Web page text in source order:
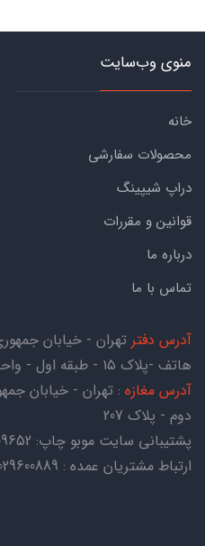
منوی وب‌سایت
خانه
محصولات سفارشی
دراپ شیپینگ
قوانین و مقررات
درباره ما
تماس با ما
آدرس دفتر تهران - خیابان
هاتف -پلاک ۱۵ - طبقه اول - واحد ۱
آدرس مغازه : تهران - خیابان
دوم - پلاک 207
پشتیبانی سایت موبو چاپ:
ارتباط مشتریان عمده : 09029600889